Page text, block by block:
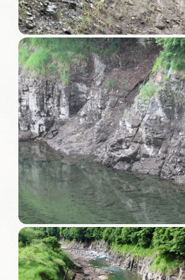
体験予約サイト「ＶＩＳ
岐阜県アウトドア観光キ
岐阜県まるごと観光エリ
岐阜県観光データベース
旅行会社・観光事業者
フォトライブラ